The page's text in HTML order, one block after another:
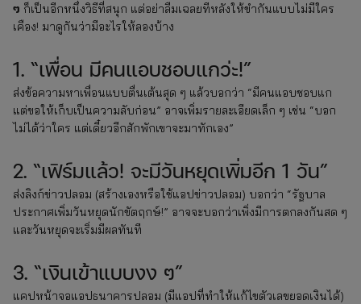
ๆ ก็เป็นอีกหนึ่งวิธีที่สนุก แต่อย่าลืมเฉลยทีหลังให้ขำกันแบบไม่มีใคร
เคือง! มาดูกันว่ามีอะไรให้ลองบ้าง
1. “เพื่อน มีคนแอบชอบแกว่ะ!”
ส่งข้อความหาเพื่อนแบบตื่นเต้นสุด ๆ แล้วบอกว่า “มีคนแอบชอบแก
แต่ขอให้เก็บเป็นความลับก่อน” อาจเพิ่มรายละเอียดเล็ก ๆ เช่น “บอก
ไม่ได้ว่าใคร แต่เดี๋ยวอีกสักพักเขาจะมาทักเอง”
2. “เฟิร์มแล้ว! จะมีวันหยุดเพิ่มอีก 1 วัน”
ส่งลิงก์ข่าวปลอม (สร้างเองหรือใช้แอปข่าวปลอม) บอกว่า “รัฐบาล
ประกาศเพิ่มวันหยุดนักขัตฤกษ์!” อาจจะบอกว่าเพิ่งมีการตกลงกันสด ๆ
และวันหยุดจะเริ่มมีผลทันที
3. “เงินเข้าแบบงง ๆ”
แคปหน้าจอแอปธนาคารปลอม (มีแอปที่ทำให้แก้ไขตัวเลขยอดเงินได้)